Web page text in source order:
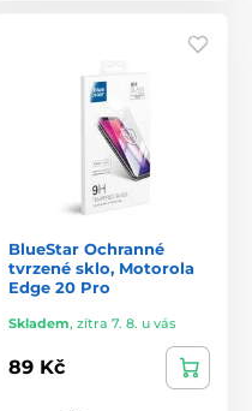
BlueStar Ochranné
tvrzené sklo, Motorola
Edge 20 Pro
Skladem, zítra 7. 8. u vás
89 Kč